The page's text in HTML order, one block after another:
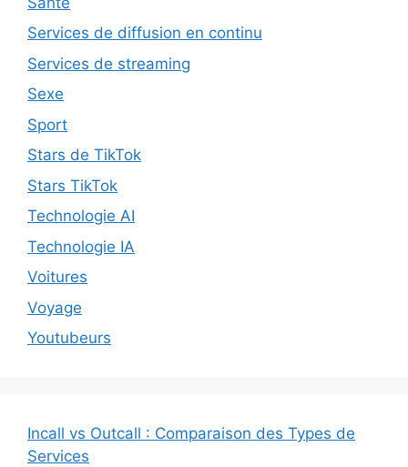
Services de diffusion en continu
Services de streaming
Sexe
Sport
Stars de TikTok
Stars TikTok
Technologie AI
Technologie IA
Voitures
Voyage
Youtubeurs
Incall vs Outcall : Comparaison des Types de
Services